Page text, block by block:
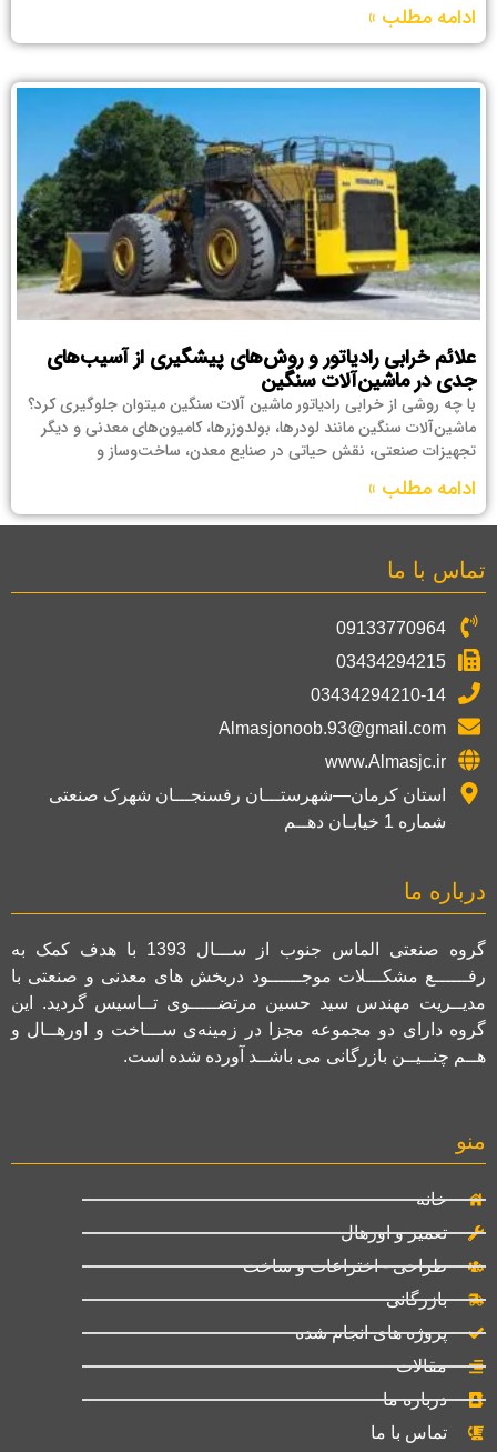
ادامه مطلب »
علائم خرابی رادیاتور و روش‌های پیشگیری از آسیب‌های
جدی در ماشین‌آلات سنگین
با چه روشی از خرابی رادیاتور ماشین آلات سنگین میتوان جلوگیری کرد؟
ماشین‌آلات سنگین مانند لودرها، بولدوزرها، کامیون‌های معدنی و دیگر
تجهیزات صنعتی، نقش حیاتی در صنایع معدن، ساخت‌وساز و
ادامه مطلب »
تماس با ما
09133770964
03434294215
03434294210-14
Almasjonoob.93@gmail.com
www.Almasjc.ir
استان کرمان—شهرستـــان رفسنجـــان شهرک صنعتی
شماره 1 خیابـان دهــم
درباره ما
گروه صنعتی الماس جنوب از ســـال 1393 با هدف کمک به
رفــــــع مشکـــلات موجــــــود دربخش های معدنی و صنعتی با
مدیــریت مهندس سید حسین مرتضـــــوی تــاسیس گردید. این
گروه دارای دو مجموعه مجزا در زمینه‌ی ســـاخت و اورهــال و
هــم چنــیــن بازرگانی می باشــد آورده شده است.
منو
خانه
تعمیر و اورهال
طراحی - اختراعات و ساخت
بازرگانی
پروژه های انجام شده
مقالات
درباره ما
تماس با ما